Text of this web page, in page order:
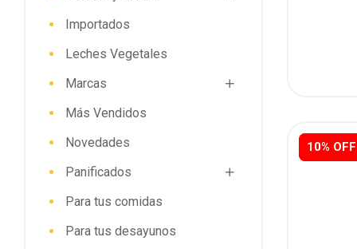
10% OFF
10% OFF
Importados
Leches Vegetales
Marcas
Más Vendidos
Novedades
Panificados
Para tus comidas
Para tus desayunos